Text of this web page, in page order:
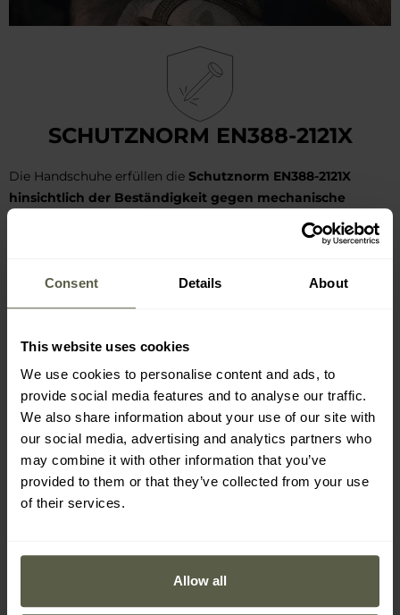
Consent Details About
This website uses cookies
We use cookies to personalise content and ads, to
provide social media features and to analyse our traffic.
We also share information about your use of our site with
our social media, advertising and analytics partners who
may combine it with other information that you’ve
provided to them or that they’ve collected from your use
of their services.
Allow all
SCHUTZNORM EN388-2121X
Die Handschuhe erfüllen die Schutznorm EN388-2121X
hinsichtlich der Beständigkeit gegen mechanische
1: Schnittfestigkeit (Skala 0–5)
X: Schnittfestigkeit – TDM-Test (ISO 13997) (Skala A–F)
Die in der Norm EN388 angegebenen Skalen definieren das
Schutzniveau der Handschuhe: der Wert0 bedeutet keinen
Schutz, währenddie höchsten Werte (4, 5)den maximalen
Widerstandsgrad anzeigen.
Bei der Prüfung nach der TDM-Methode (ISO 13997) werden
gibt an, dass der betreffende
Parameter nicht geprüft wurde oder nicht anwendbar ist.